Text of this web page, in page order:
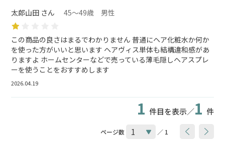
太郎山田 さん 45～49歳 男性
この商品の良さはまるでわかりません 普通にヘア化粧水か何か
を使った方がいいと思います ヘアヴィス単体も結構違和感があ
りますよ ホームセンターなどで売っている薄毛隠しヘアスプレ
ーを使うことをおすすめします
2026.04.19
1 件目を表示／1 件
ページ数 ／ 1